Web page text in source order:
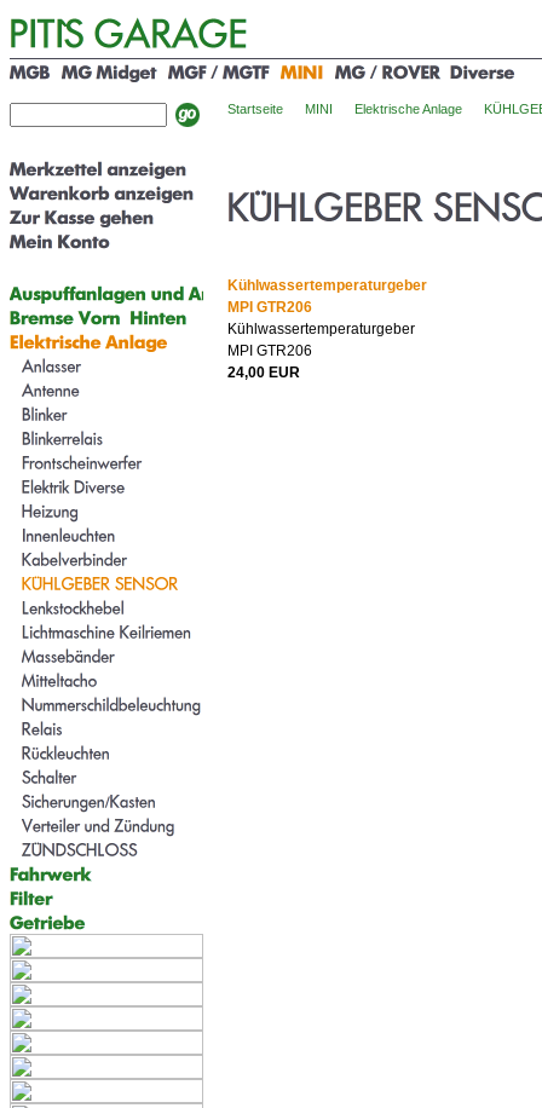
Startseite MINI Elektrische Anlage
Kühlwassertemperaturgeber
MPI GTR206
Kühlwassertemperaturgeber
MPI GTR206
24,00 EUR